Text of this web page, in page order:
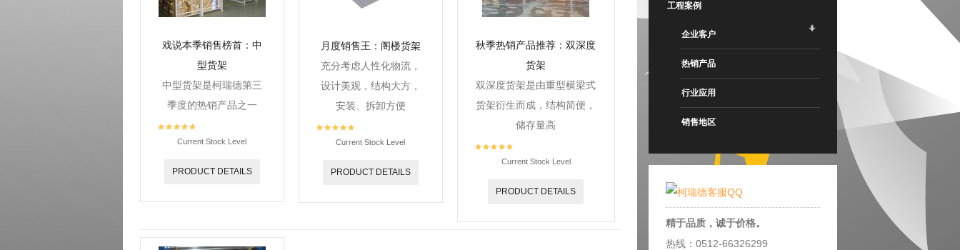
戏说本季销售榜首：中
型货架
中型货架是柯瑞德第三
季度的热销产品之一
Current Stock Level
PRODUCT DETAILS
月度销售王：阁楼货架
充分考虑人性化物流，
设计美观，结构大方，
安装、拆卸方便
Current Stock Level
PRODUCT DETAILS
秋季热销产品推荐：双深度
货架
双深度货架是由重型横梁式
货架衍生而成，结构简便，
储存量高
Current Stock Level
PRODUCT DETAILS
工程案例
企业客户
热销产品
行业应用
销售地区
精于品质，诚于价格。
热线：0512-66326299